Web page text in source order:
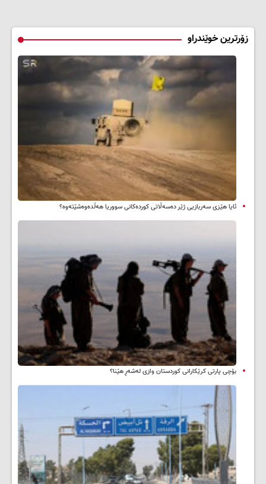
زۆرترین خوێندراو
ئایا هێزی سەربازیی ژێر دەسەڵاتی کوردەکانی سووریا هەڵدەوەشێتەوە؟
بۆچی پارتی کرێکارانی کوردستان وازی لەشەڕ هێنا؟